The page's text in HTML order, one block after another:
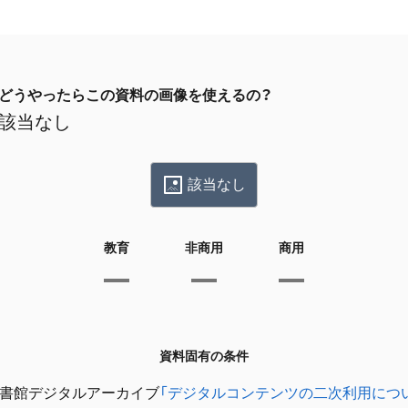
うやったらこの資料の画像を使えるの？
当なし
該当なし
教育 非商用 商用
資料固有の条件
館デジタルアーカイブ「デジタルコンテンツの二次利用につ